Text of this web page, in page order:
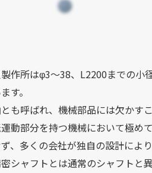
作所はφ3～38、L2200までの小
す。
も呼ばれ、機械部品には欠かす
動部分を持つ機械において極め
、多くの会社が独自の設計によ
シャフトとは通常のシャフトと